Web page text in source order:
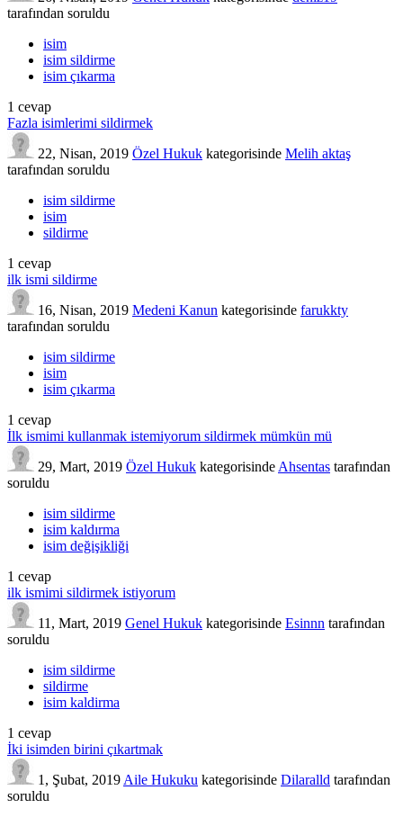
tarafından soruldu
isim
isim sildirme
isim çıkarma
1 cevap
Fazla isimlerimi sildirmek
22, Nisan, 2019 Özel Hukuk kategorisinde Melih aktaş
tarafından soruldu
isim sildirme
isim
sildirme
1 cevap
ilk ismi sildirme
16, Nisan, 2019 Medeni Kanun kategorisinde farukkty
tarafından soruldu
isim sildirme
isim
isim çıkarma
1 cevap
İlk ismimi kullanmak istemiyorum sildirmek mümkün mü
29, Mart, 2019 Özel Hukuk kategorisinde Ahsentas tarafından
soruldu
isim sildirme
isim kaldırma
isim değişikliği
1 cevap
ilk ismimi sildirmek istiyorum
11, Mart, 2019 Genel Hukuk kategorisinde Esinnn tarafından
soruldu
isim sildirme
sildirme
isim kaldirma
1 cevap
İki isimden birini çıkartmak
1, Şubat, 2019 Aile Hukuku kategorisinde Dilaralld tarafından
soruldu